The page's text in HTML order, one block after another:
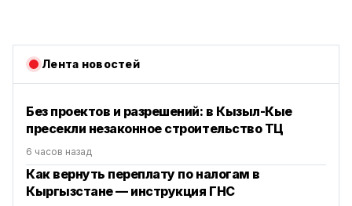
Лента новостей
Без проектов и разрешений: в Кызыл-Кые
пресекли незаконное строительство ТЦ
6 часов назад
Как вернуть переплату по налогам в
Кыргызстане — инструкция ГНС